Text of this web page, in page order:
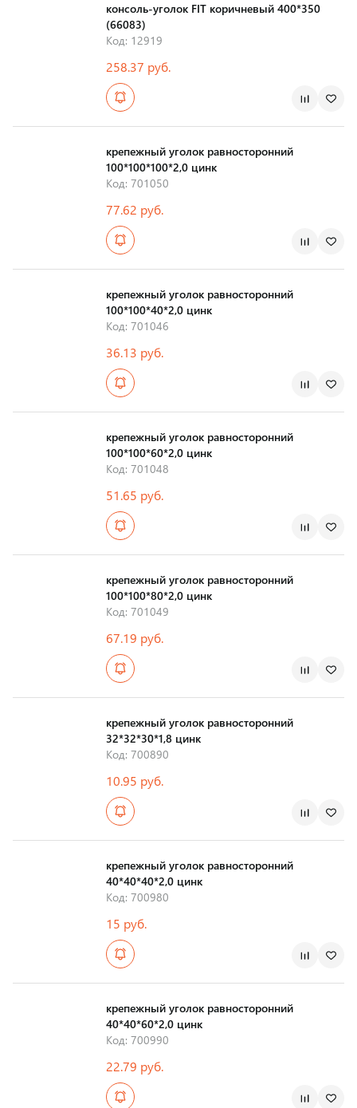
консоль-уголок FIT коричневый 400*350
(66083)
Код: 12919
258.37 руб.
крепежный уголок равносторонний
100*100*100*2,0 цинк
Код: 701050
77.62 руб.
крепежный уголок равносторонний
100*100*40*2,0 цинк
Код: 701046
36.13 руб.
крепежный уголок равносторонний
100*100*60*2,0 цинк
Код: 701048
51.65 руб.
крепежный уголок равносторонний
100*100*80*2,0 цинк
Код: 701049
67.19 руб.
крепежный уголок равносторонний
32*32*30*1,8 цинк
Код: 700890
10.95 руб.
крепежный уголок равносторонний
40*40*40*2,0 цинк
Код: 700980
15 руб.
крепежный уголок равносторонний
40*40*60*2,0 цинк
Код: 700990
22.79 руб.